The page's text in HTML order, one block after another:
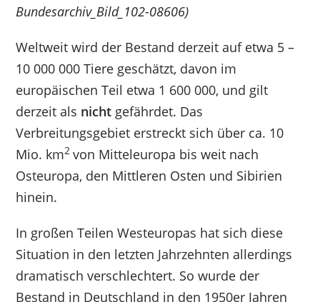
Bundesarchiv_Bild_102-08606)
Weltweit wird der Bestand derzeit auf etwa 5 –
10 000 000 Tiere geschätzt, davon im
europäischen Teil etwa 1 600 000, und gilt
derzeit als nicht gefährdet. Das
Verbreitungsgebiet erstreckt sich über ca. 10
Mio. km2von Mitteleuropa bis weit nach
Osteuropa, den Mittleren Osten und Sibirien
hinein.
In großen Teilen Westeuropas hat sich diese
Situation in den letzten Jahrzehnten allerdings
dramatisch verschlechtert. So wurde der
Bestand in Deutschland in den 1950er Jahren